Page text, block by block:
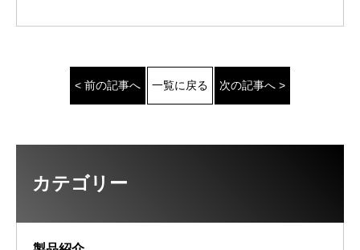
< 前の記事へ 一覧に戻る 次の記事へ >
カテゴリー